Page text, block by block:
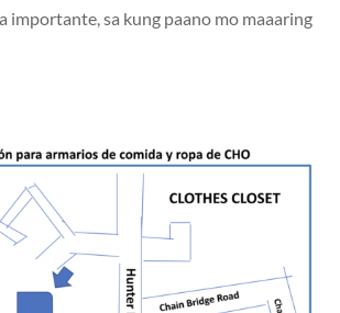
importante, sa kung paano mo maaaring